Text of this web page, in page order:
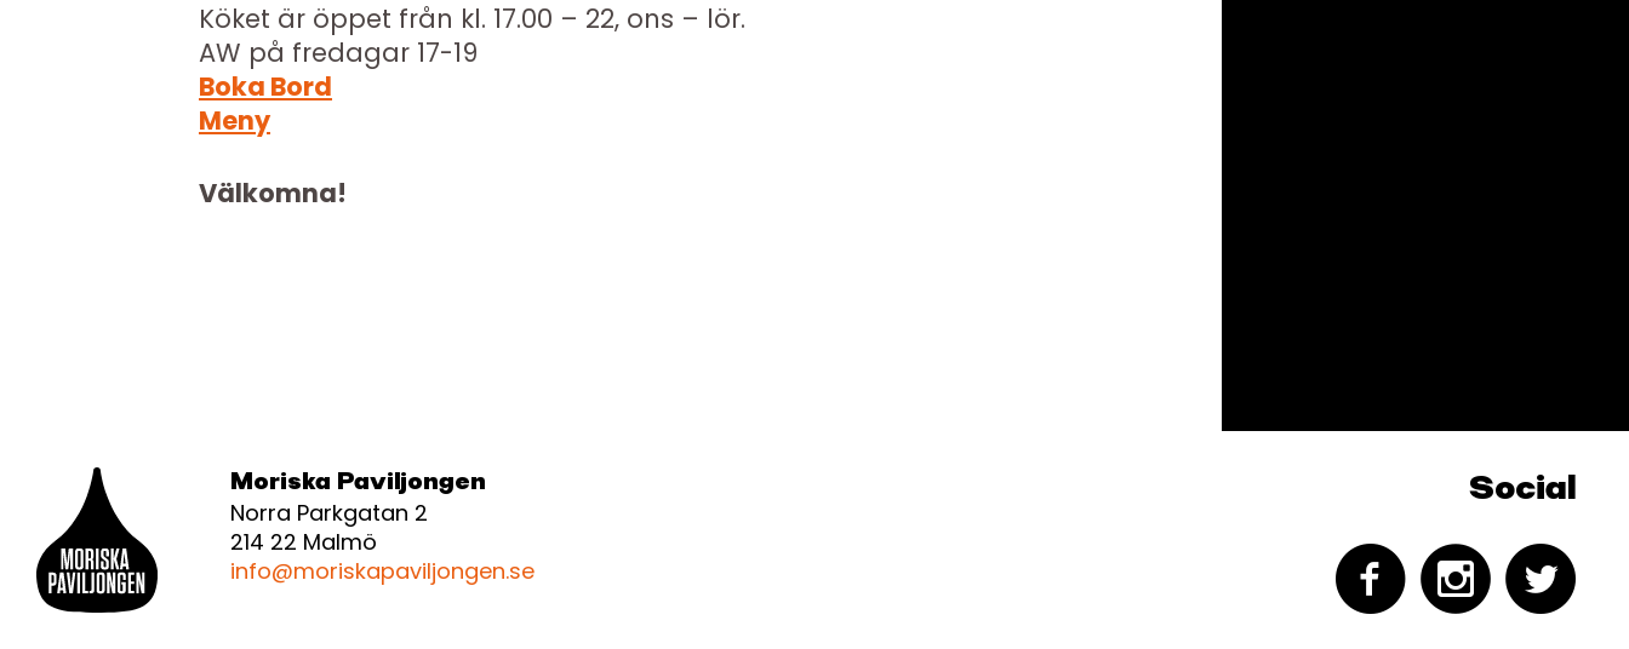
Köket är öppet från kl. 17.00 – 22, ons – lör.
AW på fredagar 17-19
Boka Bord
Meny
Välkomna!
Moriska Paviljongen
Norra Parkgatan 2
214 22 Malmö
info@moriskapaviljongen.se
Social